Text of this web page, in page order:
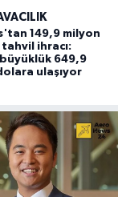
149,9 milyon
ihracı:
649,9
ulaşıyor